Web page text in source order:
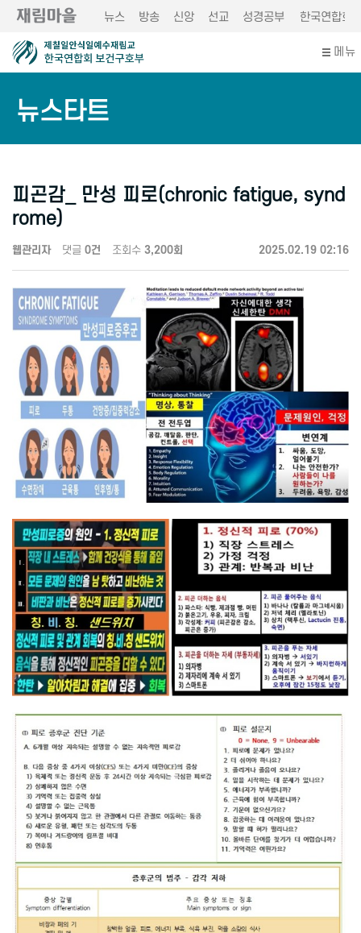
뉴스 방송 신앙 선교 성경공부 한국연합회
메뉴
뉴스타트
피곤감_ 만성 피로(chronic fatigue, synd
rome)
웹관리자 댓글 0건 조회수 3,200회 2025.02.19 02:16